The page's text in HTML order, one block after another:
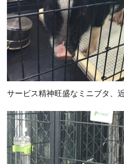
サービス精神旺盛なミニブタ、